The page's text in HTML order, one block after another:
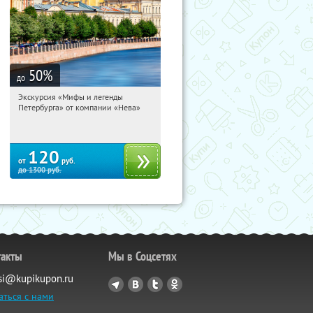
до 50%
04:16:44
Купи первым!
Экскурсия «Мифы и легенды
Петербурга» от компании «Нева»
от 120 руб.
до1300руб.
с нами
Мы в Соцсетях